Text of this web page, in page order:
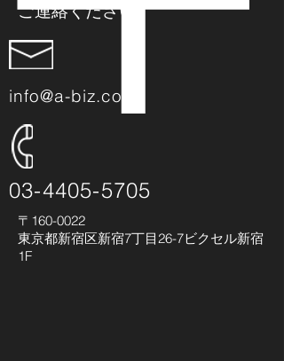
ご連絡ください
info@a-biz.co.jp
03-4405-5705
〒160-0022
東京都新宿区新宿7丁目26-7ビクセル新宿
1F